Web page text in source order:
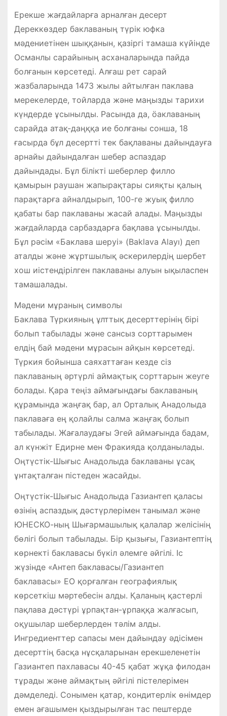
Ерекше жағдайларға арналған десерт
Дереккөздер баклаваның түрік юфка
мәдениетінен шыққанын, қазіргі тамаша күйінде
Османлы сарайының асханаларында пайда
болғанын көрсетеді. Алғаш рет сарай
жазбаларында 1473 жылы айтылған паклава
мерекелерде, тойларда және маңызды тарихи
күндерде ұсынылды. Расында да, öаклаваның
сарайда атақ-даңққа ие болғаны сонша, 18
ғасырда бұл десертті тек бақлаваны дайындауға
арнайы дайындалған шебер аспаздар
дайындады. Бұл білікті шеберлер филло
қамырын раушан жапырақтары сияқты қалың
парақтарға айналдырып, 100-ге жуық филло
қабаты бар паклаваны жасай алады. Маңызды
жағдайларда сарбаздарға бақлава ұсынылды.
Бұл рәсім «Баклава шеруі» (Baklava Alayı) деп
аталды және жұртшылық әскерилердің шербет
хош иістендірілген паклаваны алуын ықыласпен
тамашалады.
Мәдени мұраның символы
Баклава Түркияның ұлттық десерттерінің бірі
болып табылады және сансыз сорттарымен
елдің бай мәдени мұрасын айқын көрсетеді.
Түркия бойынша саяхаттаған кезде сіз
паклаваның әртүрлі аймақтық сорттарын жеуге
болады. Қара теңіз аймағындағы баклаваның
құрамында жаңғақ бар, ал Орталық Анадолыда
паклаваға ең қолайлы салма жаңғақ болып
табылады. Жағалаудағы Эгей аймағында бадам,
ал күнжіт Едирне мен Фракияда қолданылады.
Оңтүстік-Шығыс Анадолыда баклаваны ұсақ
ұнтақталған пістеден жасайды.
Оңтүстік-Шығыс Анадолыда Газиантеп қаласы
өзінің аспаздық дәстүрлерімен танымал және
ЮНЕСКО-ның Шығармашылық қалалар желісінің
бөлігі болып табылады. Бір қызығы, Газиантептің
көрнекті баклавасы бүкіл әлемге әйгілі. Іс
жүзінде «Антеп баклавасы/Газиантеп
баклавасы» ЕО қорғалған географиялық
көрсеткіш мәртебесін алды. Қаланың қастерлі
пақлава дәстүрі ұрпақтан-ұрпаққа жалғасып,
оқушылар шеберлерден тәлім алды.
Ингредиенттер сапасы мен дайындау әдісімен
десерттің басқа нұсқаларынан ерекшеленетін
Газиантеп пахлавасы 40-45 қабат жұқа филодан
тұрады және аймақтың әйгілі пістелерімен
дәмделеді. Сонымен қатар, кондитерлік өнімдер
емен ағашымен қыздырылған тас пештерде